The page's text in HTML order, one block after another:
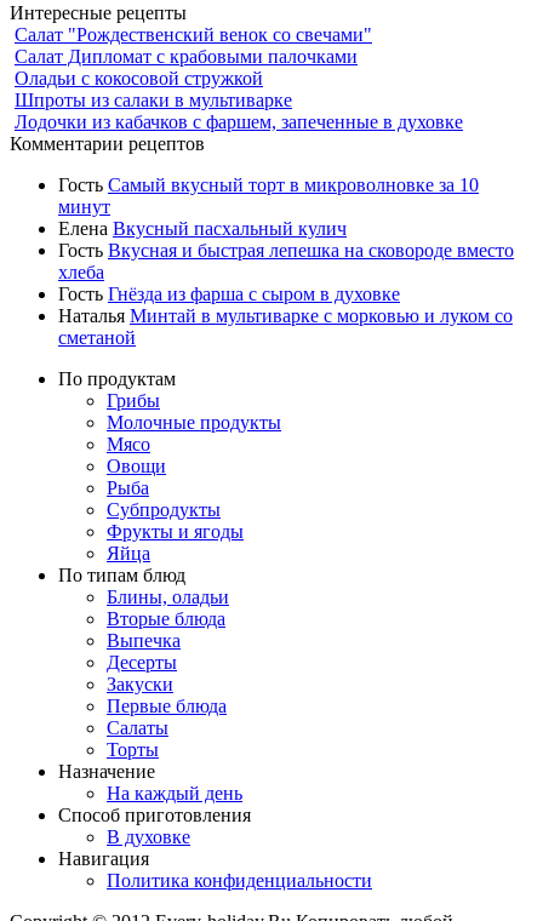
Интересные рецепты
Салат "Рождественский венок со свечами"
Салат Дипломат с крабовыми палочками
Оладьи с кокосовой стружкой
Шпроты из салаки в мультиварке
Лодочки из кабачков с фаршем, запеченные в духовке
Комментарии рецептов
Гость Самый вкусный торт в микроволновке за 10
минут
Елена Вкусный пасхальный кулич
Гость Вкусная и быстрая лепешка на сковороде вместо
хлеба
Гость Гнёзда из фарша с сыром в духовке
Наталья Минтай в мультиварке с морковью и луком со
сметаной
По продуктам
Грибы
Молочные продукты
Мясо
Овощи
Рыба
Субпродукты
Фрукты и ягоды
Яйца
По типам блюд
Блины, оладьи
Вторые блюда
Выпечка
Десерты
Закуски
Первые блюда
Салаты
Торты
Назначение
На каждый день
Способ приготовления
В духовке
Навигация
Политика конфиденциальности